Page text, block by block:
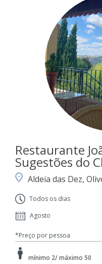
Restaurante
Sugestões do
Aldeia das Dez,
Todos os dias
Agosto
*Preço por pessoa
mínimo 2/ máximo 50